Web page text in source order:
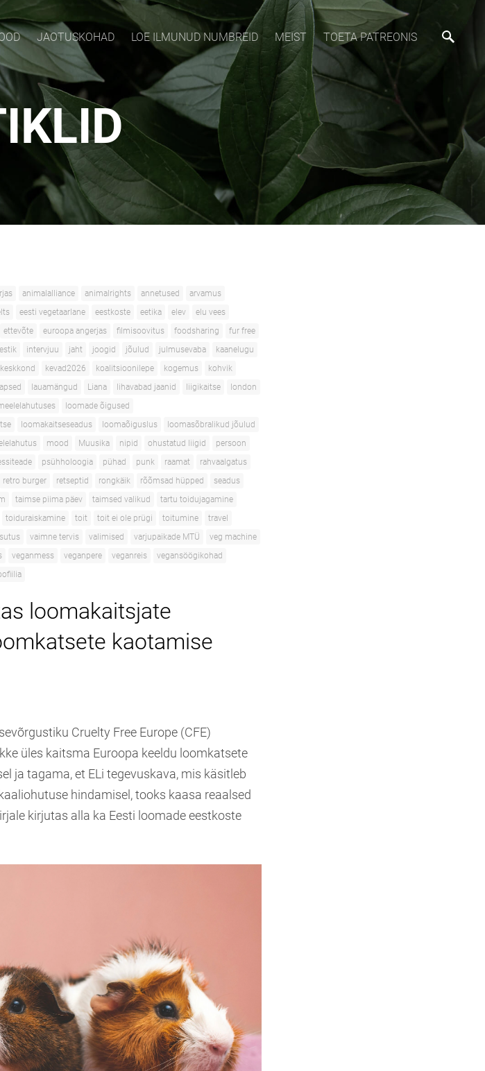
JAOTUSKOHAD LOE ILMUNUD NUMBREID MEIST TOETA PATREONIS
animalalliance animalrights annetused
arvamus
eesti vegetaarlane eestkoste eetika elev
elu vees
ettevõte euroopa angerjas filmisoovitus foodsharing
fur free
intervjuu jaht joogid jõulud julmusevaba
kaanelugu
keskkond kevad2026 koalitsioonilepe kogemus
kohvik
lapsed lauamängud Liana lihavabad jaanid liigikaitse
london
loomade õigused
loomakaitseseadus loomaõiguslus
loomasõbralikud jõulud
mood Muusika nipid ohustatud liigid
persoon
psühholoogia pühad punk raamat
rahvaalgatus
retro burger retseptid rongkäik rõõmsad hüpped
seadus
taimse piima päev taimsed valikud
tartu toidujagamine
toiduraiskamine toit toit ei ole prügi toitumine
travel
vaimne tervis valimised varjupaikade MTÜ
veg machine
veganmess veganpere veganreis
vegansöögikohad
loomakaitsjate
kaotamise
Cruelty Free Europe (CFE)
üles kaitsma Euroopa keeldu loomkatsete
ja tagama, et ELi tegevuskava, mis käsitleb
hindamisel, tooks kaasa reaalsed
kirjutas alla ka Eesti loomade eestkoste